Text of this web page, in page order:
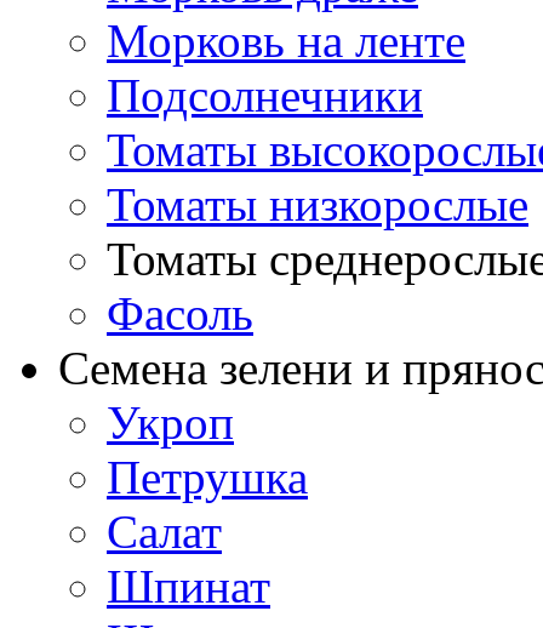
Морковь на ленте
Подсолнечники
Томаты
Томаты низкорослые
Томаты
Фасоль
Семена зелени и
Укроп
Петрушка
Салат
Шпинат